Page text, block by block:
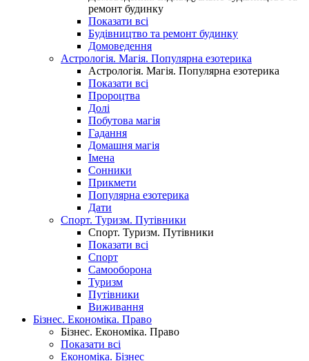
ремонт будинку
Показати всі
Будівництво та ремонт будинку
Домоведення
Астрологія. Магія. Популярна езотерика
Астрологія. Магія. Популярна езотерика
Показати всі
Пророцтва
Долі
Побутова магія
Гадання
Домашня магія
Імена
Сонники
Прикмети
Популярна езотерика
Дати
Спорт. Туризм. Путівники
Спорт. Туризм. Путівники
Показати всі
Спорт
Самооборона
Туризм
Путівники
Виживання
Бізнес. Економіка. Право
Бізнес. Економіка. Право
Показати всі
Економіка. Бізнес